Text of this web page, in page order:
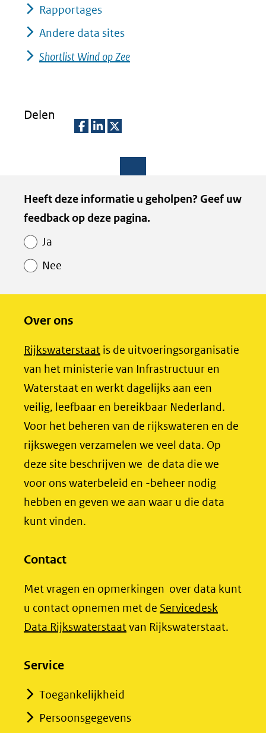
Rapportages
Andere data sites
Shortlist Wind op Zee
Delen
e
n
k
(opent
in
nieuw
venster)
(verwijst
naar
een
e
n
n
(opent
in
nieuw
venster)
(verwijst
naar
e
n
venster)
een
andere
website)
Paginawaardering
Heeft deze informatie u geholpen? Geef uw
feedback op deze pagina.
Ja
Nee
Over ons
Rijkswaterstaat (opent
in
nieuw
venster)
(verwijst
naar
een
andere
website)
is de uitvoeringsorganisatie
van het ministerie van Infrastructuur en
Waterstaat en werkt dagelijks aan een
veilig, leefbaar en bereikbaar Nederland.
Voor het beheren van de rijkswateren en de
rijkswegen verzamelen we veel data. Op
deze site beschrijven we de data die we
voor ons waterbeleid en -beheer nodig
hebben en geven we aan waar u die data
kunt vinden.
Contact
Met vragen en opmerkingen over data kunt
u contact opnemen met de Servicedesk
Data Rijkswaterstaat (opent
naar
van Rijkswaterstaat.
Service
Toegankelijkheid
Persoonsgegevens